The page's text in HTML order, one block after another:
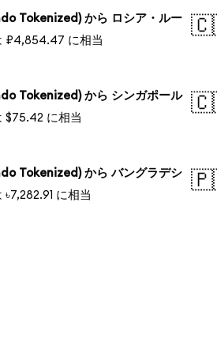
Tokenized) から ロシア・ルー
₽4,854.47 に相当
Tokenized) から シンガポール
$75.42 に相当
Tokenized) から バングラデシ
৳7,282.91 に相当